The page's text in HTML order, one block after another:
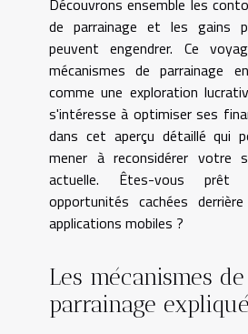
Découvrons ensemble les
de parrainage et les gains
peuvent engendrer. Ce
mécanismes de parrainage
comme une exploration
s'intéresse à optimiser ses
dans cet aperçu détaillé qui
mener à reconsidérer votre
actuelle. Êtes-vous
opportunités cachées
applications mobiles ?
Les mécanismes de
parrainage